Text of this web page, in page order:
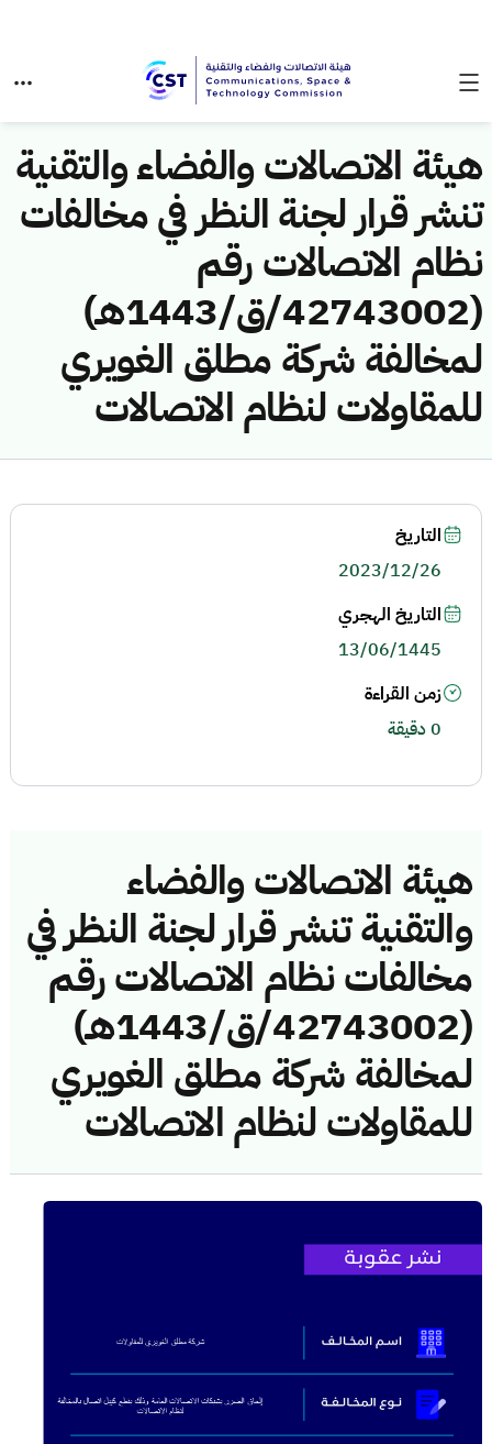
هيئة الاتصالات والفضاء والتقنية
تنشر قرار لجنة النظر في مخالفات
نظام الاتصالات رقم
(42743002/ق/1443هـ)
لمخالفة شركة مطلق الغويري
للمقاولات لنظام الاتصالات
هيئة الاتصالات والفضاء
والتقنية تنشر قرار لجنة النظر في
مخالفات نظام الاتصالات رقم
(42743002/ق/1443هـ)
لمخالفة شركة مطلق الغويري
للمقاولات لنظام الاتصالات
التاريخ
2023/12/26
التاريخ الهجري
13/06/1445
زمن القراءة
0 دقيقة